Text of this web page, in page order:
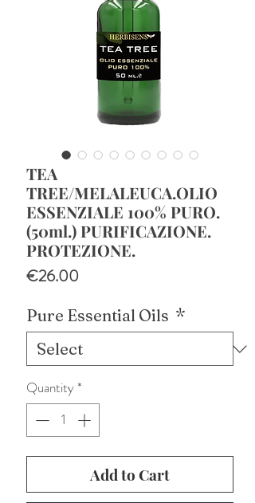
TEA
TREE/MELALEUCA.OLIO
ESSENZIALE 100% PURO.
(50ml.) PURIFICAZIONE.
PROTEZIONE.
€26.00Price
Pure Essential Oils *
Quantity *
Add to Cart